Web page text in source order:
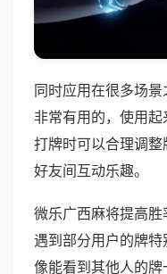
同时应用在很多场
非常有用的，使用
打牌时可以合理调
好友间互动乐趣。
微乐广西麻将提高
遇到部分用户的牌
像能看到其他人的